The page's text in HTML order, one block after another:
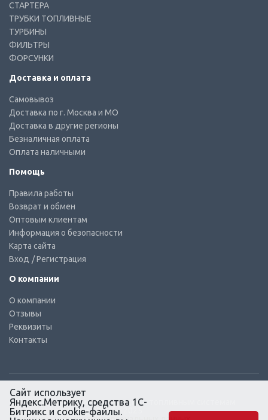
СТАРТЕРА
ТРУБКИ ТОПЛИВНЫЕ
ТУРБИНЫ
ФИЛЬТРЫ
ФОРСУНКИ
Доставка и оплата
Самовывоз
Доставка по г. Москва и МО
Доставка в другие регионы
Безналичная оплата
Оплата наличными
Помощь
Правила работы
Возврат и обмен
Оптовым клиентам
Информация о безопасности
Карта сайта
Вход / Регистрация
О компании
О компании
Отзывы
Реквизиты
Контакты
© КТС-Дизель – Комплектующие к топливным системам
Все права защищены, 2003 – 2025
Сайт использует
Яндекс.Метрику, средства 1С-
Битрикс и cookie-файлы.